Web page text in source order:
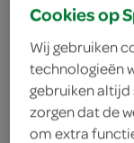
Cookies op
Wij gebruiken
technologieën
gebruiken
zorgen dat de
om extra